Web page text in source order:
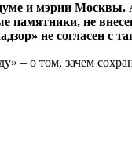
и мэрии Москвы.
не
не согласен с
– о том, зачем